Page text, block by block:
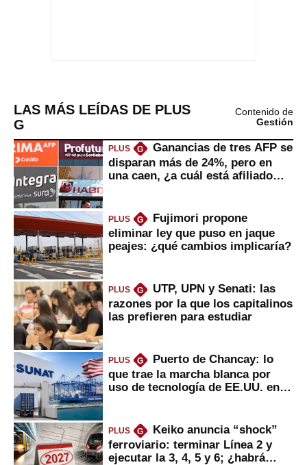
LAS MÁS LEÍDAS DE PLUS
G
Contenido de
Gestión
PLUS G
Ganancias de tres AFP se
disparan más de 24%, pero en
una caen, ¿a cuál está afiliado
PLUS G
Fujimori propone
eliminar ley que puso en jaque
peajes: ¿qué cambios implicaría?
PLUS G
UTP, UPN y Senati: las
razones por la que los capitalinos
las prefieren para estudiar
PLUS G
Puerto de Chancay: lo
que trae la marcha blanca por
uso de tecnología de EE.UU. en
PLUS G
Keiko anuncia “shock”
ferroviario: terminar Línea 2 y
ejecutar la 3, 4, 5 y 6; ¿habrá